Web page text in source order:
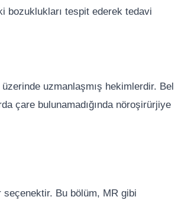
bozuklukları tespit ederek tedavi
uzmanlaşmış hekimlerdir. Bel
çare bulunamadığında nöroşirürjiye
seçenektir. Bu bölüm, MR gibi